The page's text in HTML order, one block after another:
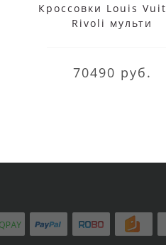
Кроссовки Louis
Rivoli мульти
70490 руб.